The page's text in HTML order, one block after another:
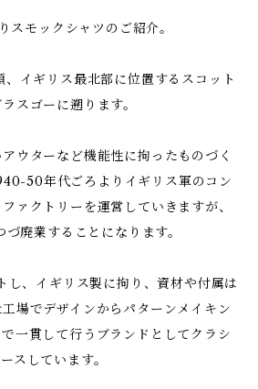
モックシャツのご紹介。
イギリス最北部に位置するスコット
スゴーに遡ります。
ウターなど機能性に拘ったものづく
50年代ごろよりイギリス軍のコン
ァクトリーを運営していきますが、
廃業することになります。
し、イギリス製に拘り、資材や付属は
場でデザインからパターンメイキン
一貫して行うブランドとしてクラシ
スしています。